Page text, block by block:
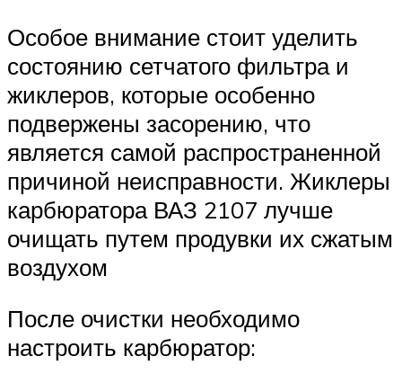
Особое внимание стоит уделить
состоянию сетчатого фильтра и
жиклеров, которые особенно
подвержены засорению, что
является самой распространенной
причиной неисправности. Жиклеры
карбюратора ВАЗ 2107 лучше
очищать путем продувки их сжатым
воздухом
После очистки необходимо
настроить карбюратор: